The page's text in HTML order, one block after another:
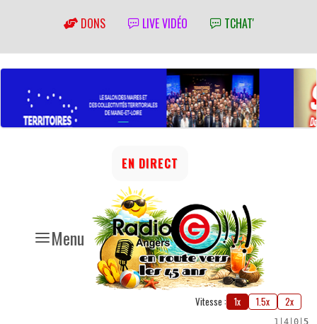
DONS LIVE VIDÉO TCHAT'
Menu
EN DIRECT
Vitesse : 1x 1.5x 2x
1 4 0 5